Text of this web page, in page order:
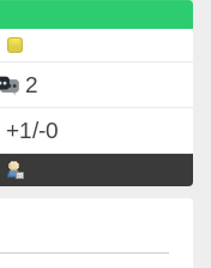
2
+1/-0